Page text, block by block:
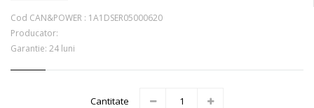
Cod CAN&POWER : 1A1DSER05000620
Producator:
Garantie: 24 luni
Cantitate